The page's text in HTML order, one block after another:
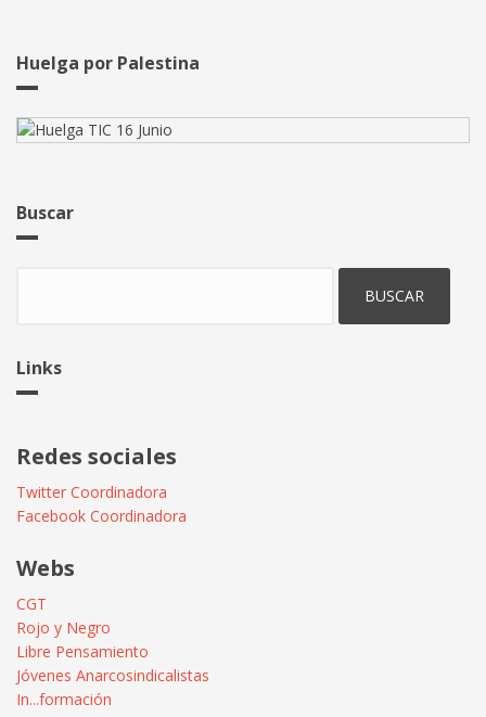
Huelga por Palestina
Buscar
Links
Redes sociales
Twitter Coordinadora
Facebook Coordinadora
Webs
CGT
Rojo y Negro
Libre Pensamiento
Jóvenes Anarcosindicalistas
In...formación